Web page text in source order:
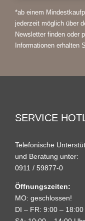
*ab einem
jederzeit möglich über
Newsletter finden oder
Informationen erhalten
SERVICE
Telefonische
und Beratung unter:
0911 / 59877-0
Öffnungszeiten:
MO: geschlossen!
DI – FR: 9:00 – 18:00